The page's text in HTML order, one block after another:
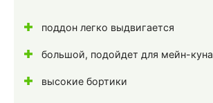
поддон легко выдвигается
большой, подойдет для мейн-куна
высокие бортики